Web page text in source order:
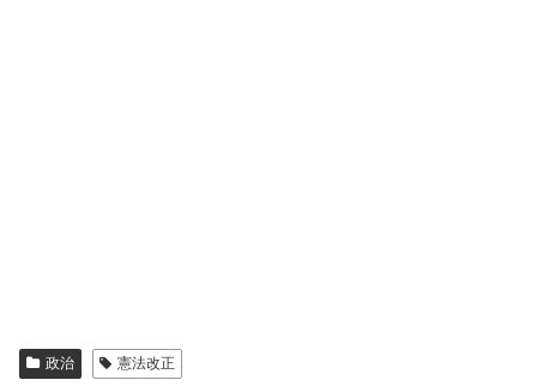
政治 憲法改正